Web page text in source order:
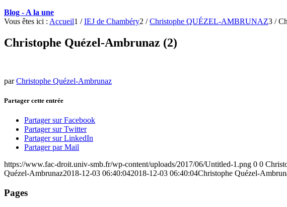
Blog - A la une
Vous êtes ici : Accueil1 / IEJ de Chambéry2 / Christophe QUÉZEL-AMBRUNAZ3 /
Christophe Quézel-Ambrunaz (2)
parChristophe Quézel-Ambrunaz
Partager cette entrée
Partager sur Facebook
Partager sur Twitter
Partager sur LinkedIn
Partager par Mail
https://www.fac-droit.univ-smb.fr/wp-content/uploads/2017/06/Untitled-1.png 0 0
Quézel-Ambrunaz2018-12-03 06:40:042018-12-03 06:40:04Christophe Quézel-
Pages